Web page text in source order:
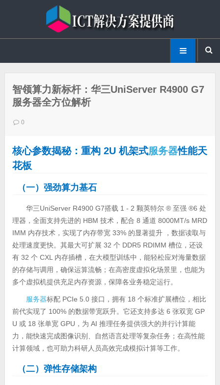
智领算力新标杆：华三UniServer R4900 G7
服务器全方位解析
0
核心参数揭秘：重构 2U 机架式服务器性能天
花板
（一）强劲算力基石
华三UniServer R4900 G7搭载 1 - 2 颗英特尔 ® 至强 ®6 处
理器，全面支持先进的 HBM 技术，配合 8 通道 8000MT/s MRD
IMM 内存技术，实现了内存带宽 33% 的显著提升 ，数据读取与
处理速度更快。其最大可扩展 32 个 DDR5 RDIMM 槽位，还设
有 32 个 CXL 内存插槽，在大模型训练中，能轻松应对海量数据
的存储与调用，确保运算流畅；在高密度虚拟化场景里，也能为
多个虚拟机提供充足内存资源，保障各业务稳定运行。
服务器标配 PCIe 5.0 接口，拥有 18 个标准扩展槽位，相比
前代实现了 100% 的数据带宽跃升。它还支持多达 6 张双宽 GP
U 或 18 张单宽 GPU，为 AI 推理任务提供强大的并行计算能
力，能快速完成图像识别、自然语言处理等复杂任务；在高性能
计算领域，也可助力科研人员高效完成模拟计算等工作。
（二）弹性存储架构